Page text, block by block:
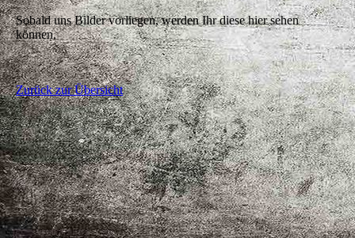
Sobald uns Bilder vorliegen, werden Ihr diese hier sehen
können.
Zurück zur Übersicht